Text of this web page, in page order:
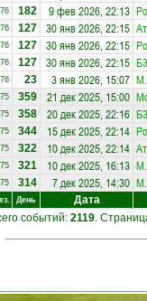
76 182 9 фев 2026, 22:13
76 127 30 янв 2026, 22:15
76 127 30 янв 2026, 22:15
76 127 30 янв 2026, 22:15
76 23 3 янв 2026, 15:07 М.
75 359 21 дек 2025, 15:00
75 358 20 дек 2025, 22:16
75 344 15 дек 2025, 22:14
75 322 10 дек 2025, 22:14
75 321 10 дек 2025, 16:13 М.
75 314 7 дек 2025, 14:30 М.
День Дата
событий: 2119.